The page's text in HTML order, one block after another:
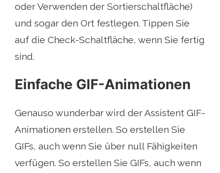
oder Verwenden der Sortierschaltfläche)
und sogar den Ort festlegen. Tippen Sie
auf die Check-Schaltfläche, wenn Sie fertig
sind.
Einfache GIF-Animationen
Genauso wunderbar wird der Assistent GIF-
Animationen erstellen. So erstellen Sie
GIFs, auch wenn Sie über null Fähigkeiten
verfügen. So erstellen Sie GIFs, auch wenn